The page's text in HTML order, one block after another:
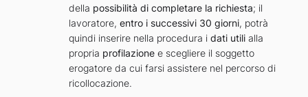
della possibilità di completare la richiesta; il
lavoratore, entro i successivi 30 giorni, potrà
quindi inserire nella procedura i dati utili alla
propria profilazione e scegliere il soggetto
erogatore da cui farsi assistere nel percorso di
ricollocazione.